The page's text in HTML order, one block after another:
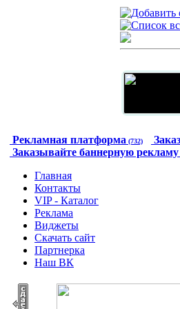
Рекламная платформа (732)
Заказывайте баннерную
Главная
Контакты
VIP - Каталог
Реклама
Виджеты
Скачать сайт
Партнерка
Наш ВК